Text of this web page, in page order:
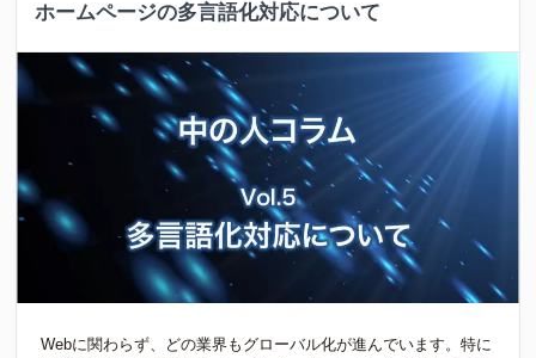
ホームページの多言語化対応について
Webに関わらず、どの業界もグローバル化が進んでいます。特に